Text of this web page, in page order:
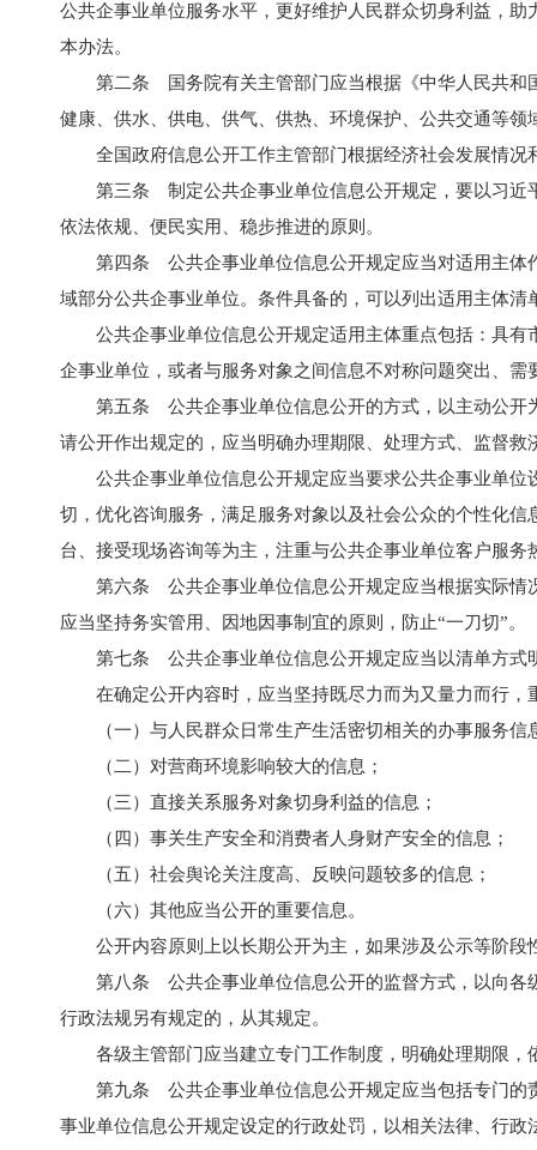
公共企事业单位服务水平，更好维护人民群众切身利益，
本办法。
第二条 国务院有关主管部门应当根据《中华人民共和
健康、供水、供电、供气、供热、环境保护、公共交通等
全国政府信息公开工作主管部门根据经济社会发展情
第三条 制定公共企事业单位信息公开规定，要以习近
依法依规、便民实用、稳步推进的原则。
第四条 公共企事业单位信息公开规定应当对适用主体
域部分公共企事业单位。条件具备的，可以列出适用主体清
公共企事业单位信息公开规定适用主体重点包括：具
企事业单位，或者与服务对象之间信息不对称问题突出、
第五条 公共企事业单位信息公开的方式，以主动公开
请公开作出规定的，应当明确办理期限、处理方式、监督
公共企事业单位信息公开规定应当要求公共企事业单
切，优化咨询服务，满足服务对象以及社会公众的个性化
台、接受现场咨询等为主，注重与公共企事业单位客户服
第六条 公共企事业单位信息公开规定应当根据实际情
应当坚持务实管用、因地因事制宜的原则，防止“一刀切”。
第七条 公共企事业单位信息公开规定应当以清单方式
在确定公开内容时，应当坚持既尽力而为又量力而行，
（一）与人民群众日常生产生活密切相关的办事服务信
（二）对营商环境影响较大的信息；
（三）直接关系服务对象切身利益的信息；
（四）事关生产安全和消费者人身财产安全的信息；
（五）社会舆论关注度高、反映问题较多的信息；
（六）其他应当公开的重要信息。
公开内容原则上以长期公开为主，如果涉及公示等阶
第八条 公共企事业单位信息公开的监督方式，以向各
行政法规另有规定的，从其规定。
各级主管部门应当建立专门工作制度，明确处理期限
第九条 公共企事业单位信息公开规定应当包括专门的
事业单位信息公开规定设定的行政处罚，以相关法律、行